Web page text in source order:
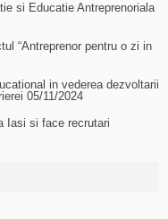
si Educatie Antreprenoriala
“Antreprenor pentru o zi in
in vederea dezvoltarii
05/11/2024
Iasi si face recrutari